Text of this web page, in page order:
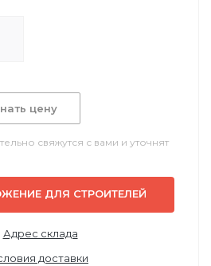
цену
свяжутся с вами и уточнят
ДЛЯ СТРОИТЕЛЕЙ
Адрес склада
доставки